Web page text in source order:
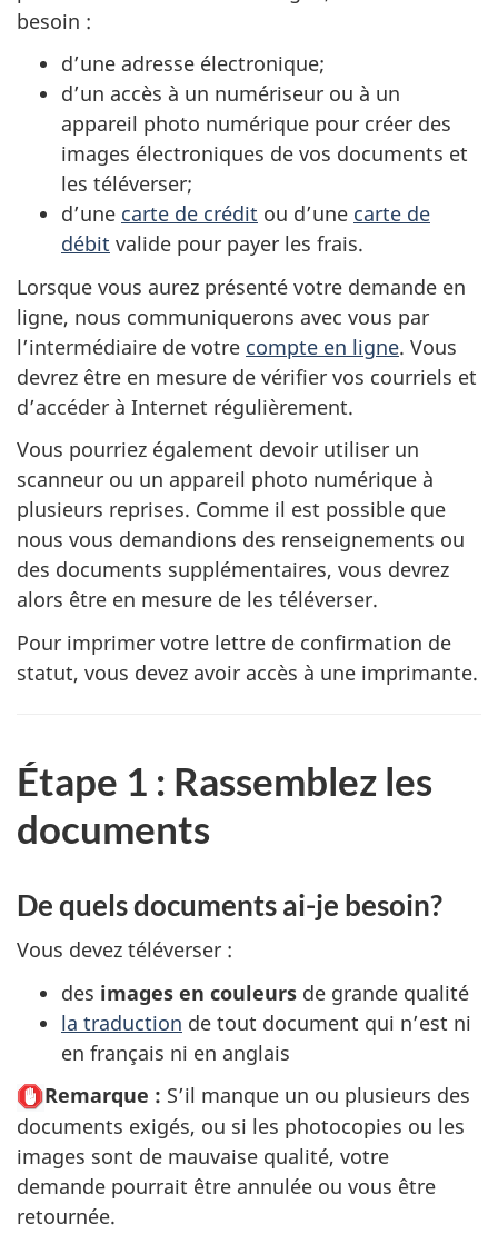
besoin :
d’une adresse électronique;
d’un accès à un numériseur ou à un
appareil photo numérique pour créer des
images électroniques de vos documents et
les téléverser;
d’une carte de crédit ou d’une carte de
débit valide pour payer les frais.
Lorsque vous aurez présenté votre demande en
ligne, nous communiquerons avec vous par
l’intermédiaire de votre compte en ligne. Vous
devrez être en mesure de vérifier vos courriels et
d’accéder à Internet régulièrement.
Vous pourriez également devoir utiliser un
scanneur ou un appareil photo numérique à
plusieurs reprises. Comme il est possible que
nous vous demandions des renseignements ou
des documents supplémentaires, vous devrez
alors être en mesure de les téléverser.
Pour imprimer votre lettre de confirmation de
statut, vous devez avoir accès à une imprimante.
Étape 1 : Rassemblez les
documents
De quels documents ai-je besoin?
Vous devez téléverser :
des images en couleurs de grande qualité
la traduction de tout document qui n’est ni
en français ni en anglais
Remarque : S’il manque un ou plusieurs des
documents exigés, ou si les photocopies ou les
images sont de mauvaise qualité, votre
demande pourrait être annulée ou vous être
retournée.